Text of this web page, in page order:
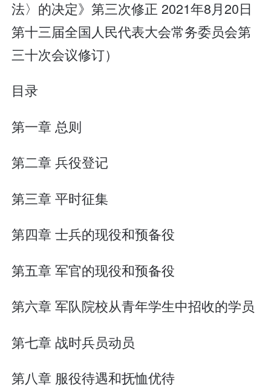
法〉的决定》第三次修正 2021年8月20日
第十三届全国人民代表大会常务委员会第
三十次会议修订）
目录
第一章 总则
第二章 兵役登记
第三章 平时征集
第四章 士兵的现役和预备役
第五章 军官的现役和预备役
第六章 军队院校从青年学生中招收的学员
第七章 战时兵员动员
第八章 服役待遇和抚恤优待